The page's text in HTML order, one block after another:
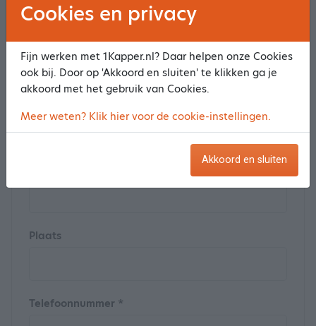
Plaats
Telefoonnummer *
Cookies en privacy
Fijn werken met 1Kapper.nl? Daar helpen onze Cookies
ook bij. Door op 'Akkoord en sluiten' te klikken ga je
akkoord met het gebruik van Cookies.
Meer weten? Klik hier voor de cookie-instellingen.
Akkoord en sluiten